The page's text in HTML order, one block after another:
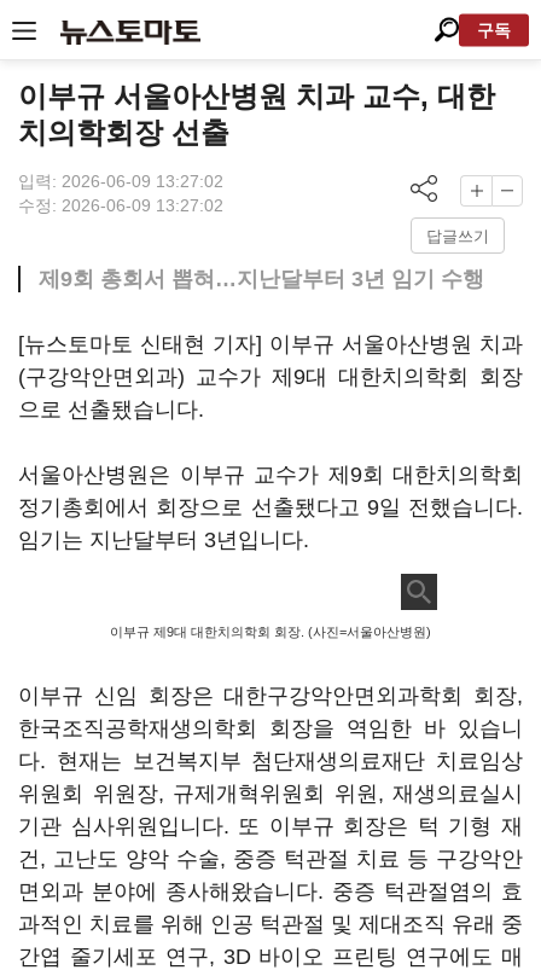
구독
이부규 서울아산병원 치과 교수, 대한
치의학회장 선출
입력: 2026-06-09 13:27:02
수정: 2026-06-09 13:27:02
답글쓰기
제9회 총회서 뽑혀…지난달부터 3년 임기 수행
[뉴스토마토 신태현 기자] 이부규 서울아산병원 치과
(구강악안면외과) 교수가 제9대 대한치의학회 회장
으로 선출됐습니다.
서울아산병원은 이부규 교수가 제9회 대한치의학회
정기총회에서 회장으로 선출됐다고 9일 전했습니다.
임기는 지난달부터 3년입니다.
이부규 제9대 대한치의학회 회장. (사진=서울아산병원)
이부규 신임 회장은 대한구강악안면외과학회 회장,
한국조직공학재생의학회 회장을 역임한 바 있습니
다. 현재는 보건복지부 첨단재생의료재단 치료임상
위원회 위원장, 규제개혁위원회 위원, 재생의료실시
기관 심사위원입니다. 또 이부규 회장은 턱 기형 재
건, 고난도 양악 수술, 중증 턱관절 치료 등 구강악안
면외과 분야에 종사해왔습니다. 중증 턱관절염의 효
과적인 치료를 위해 인공 턱관절 및 제대조직 유래 중
간엽 줄기세포 연구, 3D 바이오 프린팅 연구에도 매